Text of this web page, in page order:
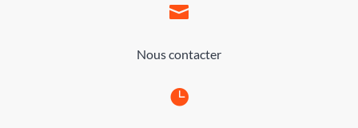

Nous contacter
